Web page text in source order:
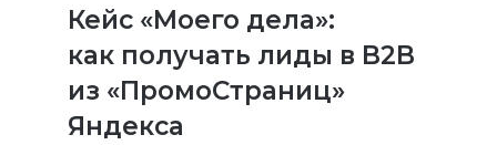
Кейс «Моего дела»:
как получать лиды в B2B
из «ПромоСтраниц»
Яндекса